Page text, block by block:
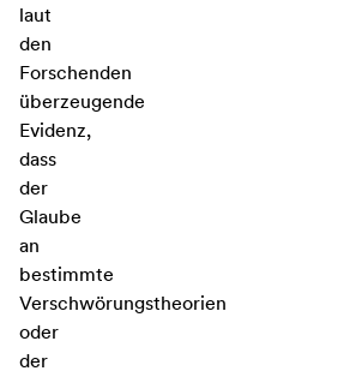
laut
den
Forschenden
überzeugende
Evidenz,
dass
der
Glaube
an
bestimmte
Verschwörungstheorien
oder
der